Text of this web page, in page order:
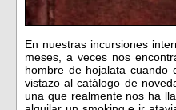
En nuestras incursiones
meses, a veces nos
hombre de hojalata cuando
vistazo al catálogo de
una que realmente nos ha